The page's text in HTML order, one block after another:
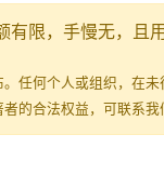
有限，手慢无，且
任何个人或组织，在
的合法权益，可联系我